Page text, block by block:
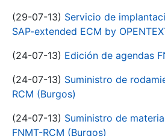
(29-07-13) Servicio de
SAP-extended ECM by
(24-07-13) Edición de agendas
(24-07-13) Suministro de
RCM (Burgos)
(24-07-13) Suministro de
FNMT-RCM (Burgos)